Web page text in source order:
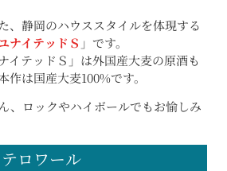
、静岡のハウススタイルを体現する
ナイテッドＳ 」です。
イテッドＳ」は外国産大麦の原酒も
は国産大麦100%です。
、ロックやハイボールでもお愉しみ
テロワール